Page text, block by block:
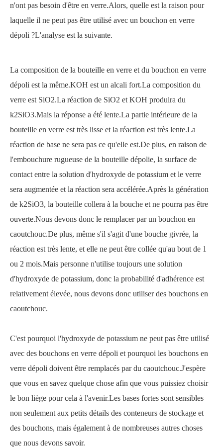
n'ont pas besoin d'être en verre.Alors, quelle est la raison pour
laquelle il ne peut pas être utilisé avec un bouchon en verre
dépoli ?L'analyse est la suivante.
La composition de la bouteille en verre et du bouchon en verre
dépoli est la même.KOH est un alcali fort.La composition du
verre est SiO2.La réaction de SiO2 et KOH produira du
k2SiO3.Mais la réponse a été lente.La partie intérieure de la
bouteille en verre est très lisse et la réaction est très lente.La
réaction de base ne sera pas ce qu'elle est.De plus, en raison de
l'embouchure rugueuse de la bouteille dépolie, la surface de
contact entre la solution d'hydroxyde de potassium et le verre
sera augmentée et la réaction sera accélérée.Après la génération
de k2SiO3, la bouteille collera à la bouche et ne pourra pas être
ouverte.Nous devons donc le remplacer par un bouchon en
caoutchouc.De plus, même s'il s'agit d'une bouche givrée, la
réaction est très lente, et elle ne peut être collée qu'au bout de 1
ou 2 mois.Mais personne n'utilise toujours une solution
d'hydroxyde de potassium, donc la probabilité d'adhérence est
relativement élevée, nous devons donc utiliser des bouchons en
caoutchouc.
C'est pourquoi l'hydroxyde de potassium ne peut pas être utilisé
avec des bouchons en verre dépoli et pourquoi les bouchons en
verre dépoli doivent être remplacés par du caoutchouc.J'espère
que vous en savez quelque chose afin que vous puissiez choisir
le bon liège pour cela à l'avenir.Les bases fortes sont sensibles
non seulement aux petits détails des conteneurs de stockage et
des bouchons, mais également à de nombreuses autres choses
que nous devons savoir.